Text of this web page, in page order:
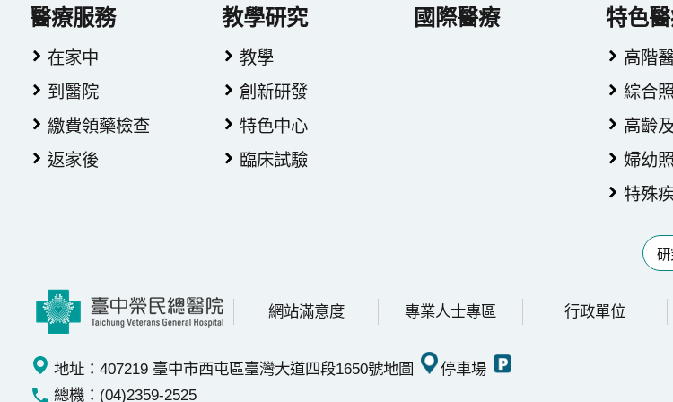
醫療服務
在家中
到醫院
繳費領藥檢查
返家後
教學研究
教學
創新研發
特色中心
臨床試驗
國際醫療 特色
高階
綜合
高齡
婦幼
特殊
研
網站滿意度 專業人士專區 行政單位
地址：407219 臺中市西屯區臺灣大道四段1650號地圖
停車場
總機：(04)2359-2525